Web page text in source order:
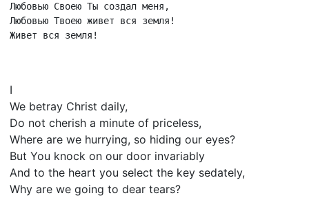
Любовью Своею Ты создал меня,
Любовью Твоею живет вся земля!
Живет вся земля!
I
We betray Christ daily,
Do not cherish a minute of priceless,
Where are we hurrying, so hiding our eyes?
But You knock on our door invariably
And to the heart you select the key sedately,
Why are we going to dear tears?